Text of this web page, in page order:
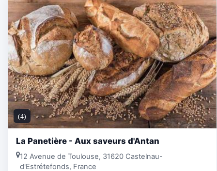
(4)
La Panetière - Aux saveurs d'Antan
12 Avenue de Toulouse, 31620 Castelnau-
d'Estrétefonds, France